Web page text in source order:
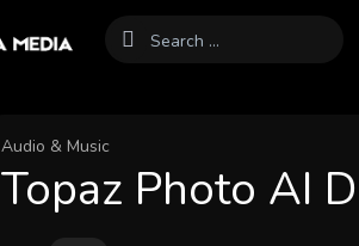
Audio & Music
Topaz Photo AI